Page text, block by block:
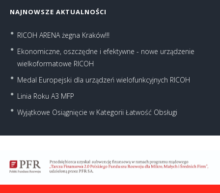
NAJNOWSZE AKTUALNOŚCI
RICOH ARENA żegna Kraków!!!
Ekonomiczne, oszczędne i efektywne - nowe urządzenie
wielkoformatowe RICOH
Medal Europejski dla urządzeń wielofunkcyjnych RICOH
Linia Roku A3 MFP
Wyjątkowe Osiągnięcie w Kategorii Łatwość Obsługi